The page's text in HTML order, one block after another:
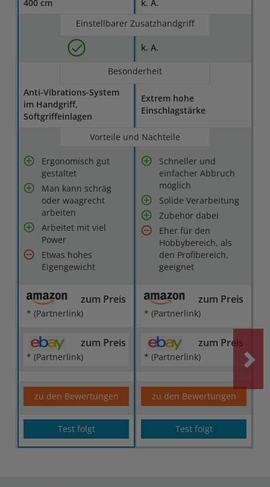
400 cm
k. A.
Einstellbarer Zusatzhandgriff
k. A.
Besonderheit
Anti-Vibrations-System
im Handgriff,
Softgriffeinlagen
Extrem hohe
Einschlagstärke
Vorteile und Nachteile
Ergonomisch gut
gestaltet
Man kann schräg
oder waagrecht
arbeiten
Arbeitet mit viel
Power
Etwas hohes
Eigengewicht
Schneller und
einfacher Abbruch
möglich
Solide Verarbeitung
Zubehör dabei
Eher für den
Hobbybereich, als
den Profibereich,
geeignet
zum Preis
* (Partnerlink)
zum Preis
* (Partnerlink)
zum Preis
* (Partnerlink)
zum Preis
* (Partnerlink)
zu den Bewertungen zu den Bewertungen
Test folgt Test folgt